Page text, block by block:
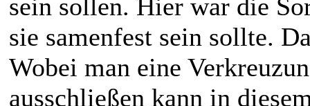
sein sollen. Hier war die
sie samenfest sein sollte.
Wobei man eine
ausschließen kann in